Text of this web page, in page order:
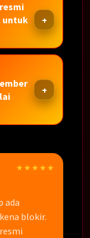
untuk
★★★★★
ada
blokir.